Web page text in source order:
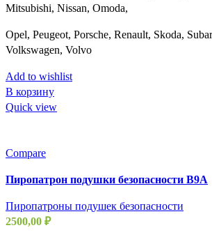
Mitsubishi, Nissan, Omoda,
Opel, Peugeot, Porsche, Renault, Skoda,
Volkswagen, Volvo
Add to wishlist
В корзину
Quick view
Compare
Пиропатрон подушки безопасности B9A
Пиропатроны подушек безопасности
2500,00 ₽